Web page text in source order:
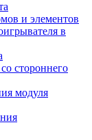
и элементов
в
стороннего
модуля